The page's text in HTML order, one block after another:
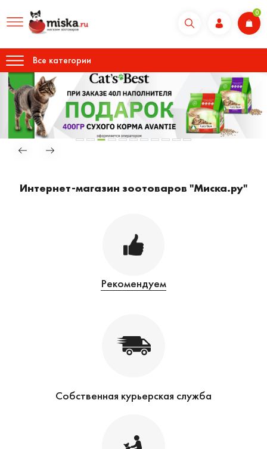
0
Все категории
Интернет-магазин зоотоваров "Миска.ру"
Рекомендуем
Собственная курьерская служба